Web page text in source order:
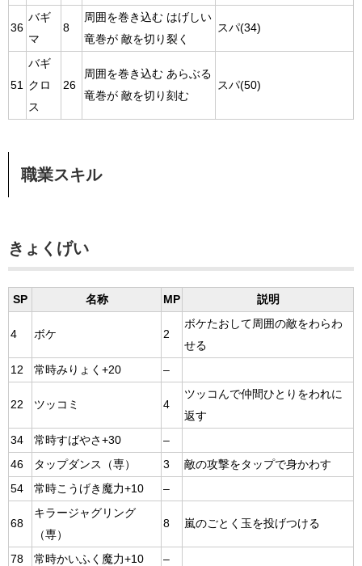
36
バギ
マ
8
周囲を巻き込む はげしい
竜巻が 敵を切り裂く
スパ(34)
51
バギ
クロ
ス
26
周囲を巻き込む あらぶる
竜巻が 敵を切り刻む
スパ(50)
職業スキル
きょくげい
SP 名称 MP 説明
4 ボケ 2
ボケたおして周囲の敵をわらわ
せる
12
常時みりょく+20 –
22 ツッコミ 4
ツッコんで仲間ひとりをわれに
返す
34
常時すばやさ+30
–
46
タップダンス（専） 3
敵の攻撃をタップで身かわす
54
常時こうげき魔力+10 –
68
キラージャグリング
（専）
8 嵐のごとく玉を投げつける
78 常時かいふく魔力+10
–